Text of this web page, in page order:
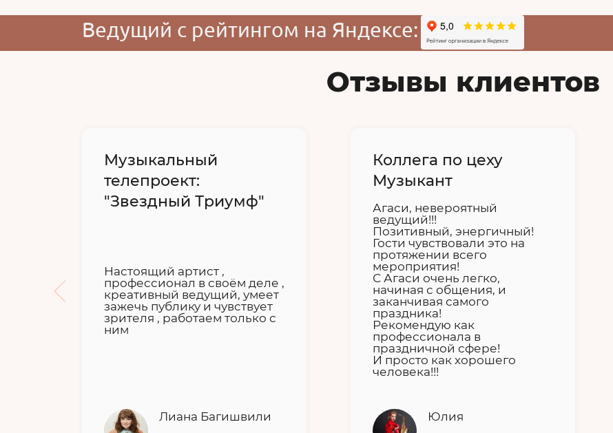
Ведущий с рейтингом на Яндексе:
Отзывы клиентов
Музыкальный
телепроект:
"Звездный Триумф"
Настоящий артист ,
профессионал в своём деле ,
креативный ведущий, умеет
зажечь публику и чувствует
зрителя , работаем только с
ним
Лиана Багишвили
Коллега по цеху
Музыкант
Агаси, невероятный
ведущий!!!
Позитивный, энергичный!
Гости чувствовали это на
протяжении всего
мероприятия!
С Агаси очень легко,
начиная с общения, и
заканчивая самого
праздника!
Рекомендую как
профессионала в
праздничной сфере!
И просто как хорошего
человека!!!
Юлия